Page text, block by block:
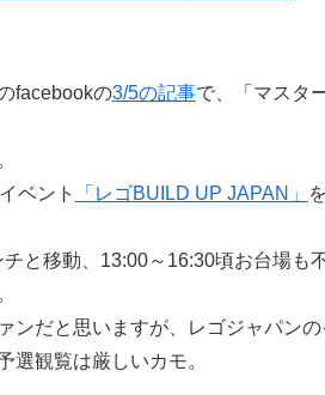
facebookの3/5の記事で、「マスタ
ベント
「レゴBUILD UP JAPAN」
と移動、13:00～16:30頃お台場も
ンだと思いますが、レゴジャパン
選観覧は厳しいカモ。